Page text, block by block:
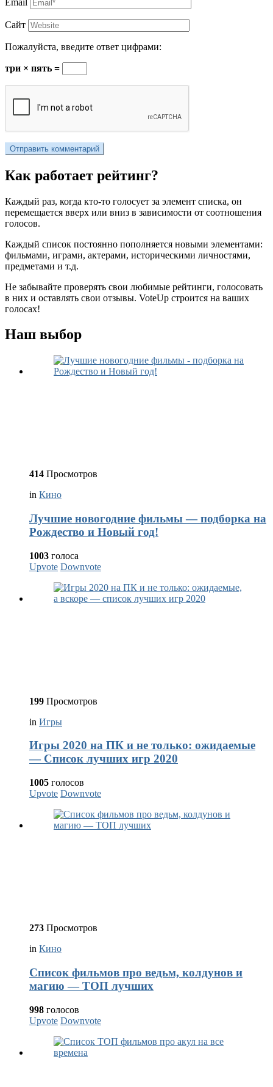
Сайт
Пожалуйста, введите ответ цифрами:
три × пять =
Как работает рейтинг?
Каждый раз, когда кто-то голосует за элемент списка, он
перемещается вверх или вниз в зависимости от соотношения
голосов.
Каждый список постоянно пополняется новыми элементами:
фильмами, играми, актерами, историческими личностями,
предметами и т.д.
Не забывайте проверять свои любимые рейтинги, голосовать
в них и оставлять свои отзывы. VoteUp строится на ваших
голосах!
Наш выбор
414 Просмотров
in Кино
Лучшие новогодние фильмы — подборка на
Рождество и Новый год!
1003 голоса
Upvote Downvote
199 Просмотров
in Игры
Игры 2020 на ПК и не только: ожидаемые
— Список лучших игр 2020
1005 голосов
Upvote Downvote
273 Просмотров
in Кино
Список фильмов про ведьм, колдунов и
магию — ТОП лучших
998 голосов
Upvote Downvote